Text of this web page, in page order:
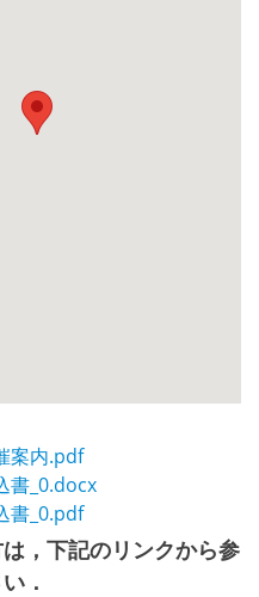
案内.pdf
書_0.docx
書_0.pdf
，下記のリンクから参
．